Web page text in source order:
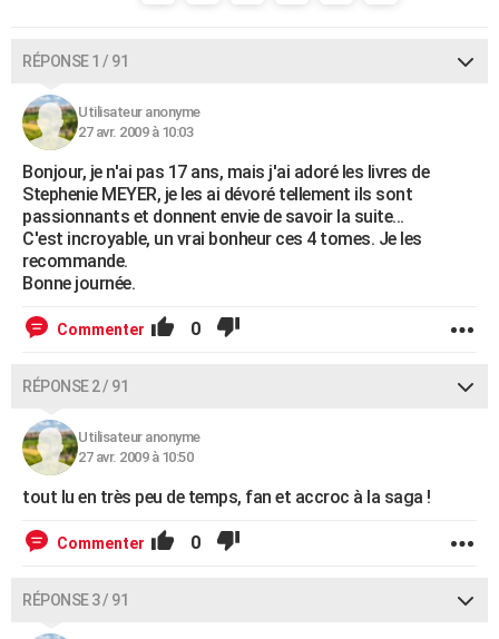
COPAINS D'AVANT
S'inscrire
Se connecter
Lycées
Collèges
Primaires
Universités
Entreprises
Service militaire
Avis de recherche
AVIS DE DÉCÈS
FORUM
Bricolage
Lifestyle
Culture
Sport
Auto
Television
Voyage
Cinema
RÉPONSE 1 / 91
Utilisateur anonyme
27 avr. 2009 à 10:03
Bonjour, je n'ai pas 17 ans, mais j'ai adoré les livres de
Stephenie MEYER, je les ai dévoré tellement ils sont
passionnants et donnent envie de savoir la suite...
C'est incroyable, un vrai bonheur ces 4 tomes. Je les
recommande.
Bonne journée.
Commenter 0
RÉPONSE 2 / 91
Utilisateur anonyme
27 avr. 2009 à 10:50
tout lu en très peu de temps, fan et accroc à la saga !
Commenter 0
RÉPONSE 3 / 91